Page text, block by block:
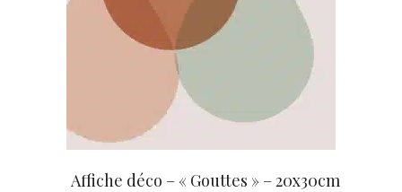
AJOUTER AU PANIER
Affiche déco – « Gouttes » – 20x30cm